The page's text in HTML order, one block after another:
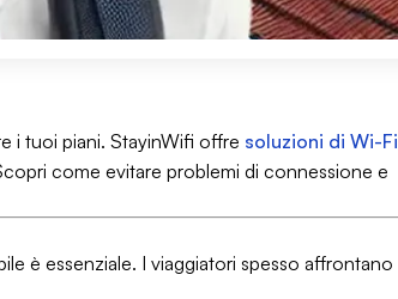
i tuoi piani. StayinWifi offre soluzioni di Wi-Fi
come evitare problemi di connessione e
è essenziale. I viaggiatori spesso affrontano